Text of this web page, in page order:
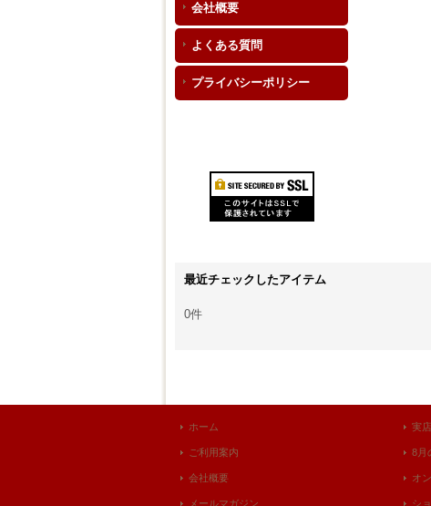
会社概要
よくある質問
プライバシーポリシー
最近チェックしたアイテム
0件
ホーム
ご利用案内
会社概要
メールマガジン
実
8月
オ
シ